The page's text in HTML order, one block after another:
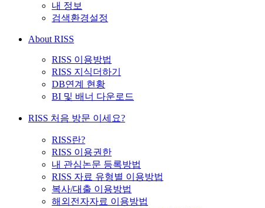
내 정보
검색환경설정
About RISS
RISS 이용방법
RISS 지식더하기
DB연계 현황
BI 및 배너 다운로드
RISS 처음 방문 이세요?
RISS란?
RISS 이용권한
내 관심논문 등록방법
RISS 자료 유형별 이용방법
복사/대출 이용방법
해외전자자료 이용방법